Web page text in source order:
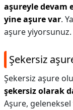
aşureyle devam
yine aşure var.
aşure yiyorsunuz.
Şekersiz
Şekersiz aşure
şekersiz olarak
Aşure,